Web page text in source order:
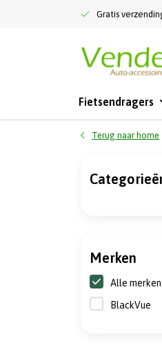
Gratis
Fietsendragers
Terug naar home
Merken
Alle merken
BlackVue